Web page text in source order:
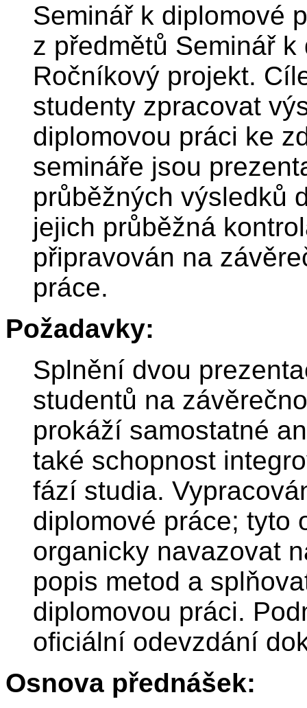
Seminář k diplomové
z předmětů Seminář
Ročníkový projekt.
studenty zpracovat
diplomovou práci ke
semináře jsou
průběžných výsledků
jejich průběžná
připravován na
práce.
Požadavky:
Splnění dvou
studentů na
prokáží samostatné
také schopnost
fází studia.
diplomové práce; tyto
organicky navazovat
popis metod a
diplomovou práci.
oficiální odevzdání
Osnova přednášek: